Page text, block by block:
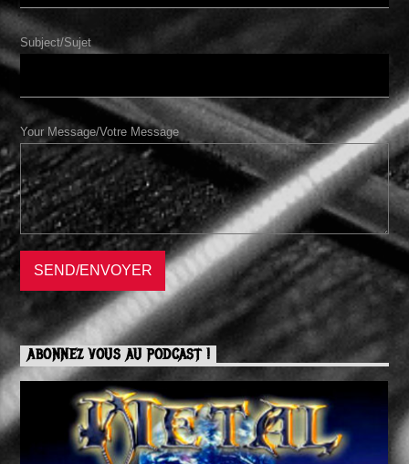
Subject/Sujet
Your Message/Votre Message
ABONNEZ VOUS AU PODCAST !